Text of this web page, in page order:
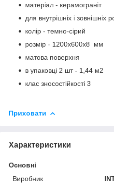
матеріал - керамограніт
для внутрішніх і зовнішніх
колір - темно-сірий
розмір - 1200х600х8 мм
матова поверхня
в упаковці 2 шт - 1,44 м2
клас зносостійкості 3
Приховати
Характеристики
Основні
Виробник